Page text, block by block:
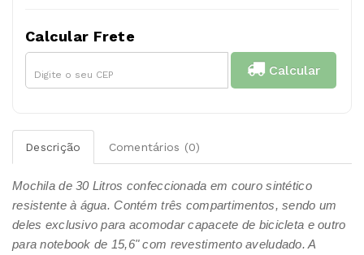
Calcular Frete
Calcular
Descrição Comentários (0)
Mochila de 30 Litros confeccionada em couro sintético
resistente à água. Contém três compartimentos, sendo um
deles exclusivo para acomodar capacete de bicicleta e outro
para notebook de 15,6" com revestimento aveludado. A